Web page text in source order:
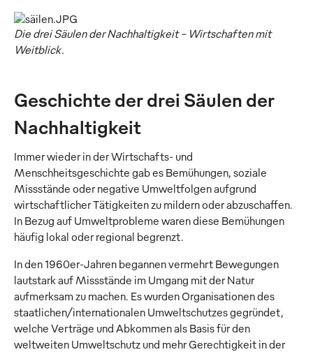
Die drei Säulen der Nachhaltigkeit – Wirtschaften mit
Weitblick.
Geschichte der drei Säulen der
Nachhaltigkeit
Immer wieder in der Wirtschafts- und
Menschheitsgeschichte gab es Bemühungen, soziale
Missstände oder negative Umweltfolgen aufgrund
wirtschaftlicher Tätigkeiten zu mildern oder abzuschaffen.
In Bezug auf Umweltprobleme waren diese Bemühungen
häufig lokal oder regional begrenzt.
In den 1960er-Jahren begannen vermehrt Bewegungen
lautstark auf Missstände im Umgang mit der Natur
aufmerksam zu machen. Es wurden Organisationen des
staatlichen/internationalen Umweltschutzes gegründet,
welche Verträge und Abkommen als Basis für den
weltweiten Umweltschutz und mehr Gerechtigkeit in der